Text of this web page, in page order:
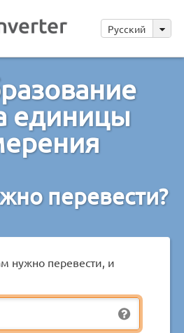
Русский
единицы
перевести?
нужно перевести, и